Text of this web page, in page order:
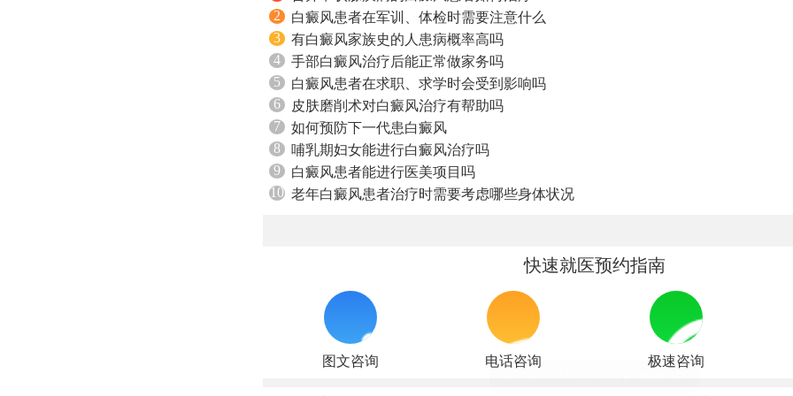
2
白癜风患者在军训、体检时需要注意什么
3
有白癜风家族史的人患病概率高吗
4
手部白癜风治疗后能正常做家务吗
5
白癜风患者在求职、求学时会受到影响吗
6
皮肤磨削术对白癜风治疗有帮助吗
7
如何预防下一代患白癜风
8
哺乳期妇女能进行白癜风治疗吗
9
白癜风患者能进行医美项目吗
10 老年白癜风患者治疗时需要考虑哪些身体状况
快速就医预约指南
图文咨询 电话咨询 极速咨询